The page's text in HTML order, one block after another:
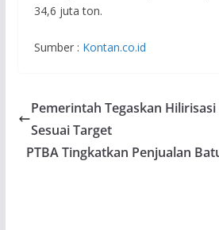
34,6 juta ton.
Sumber : Kontan.co.id
Pemerintah Tegaskan
Sesuai Target
PTBA Tingkatkan Penjualan